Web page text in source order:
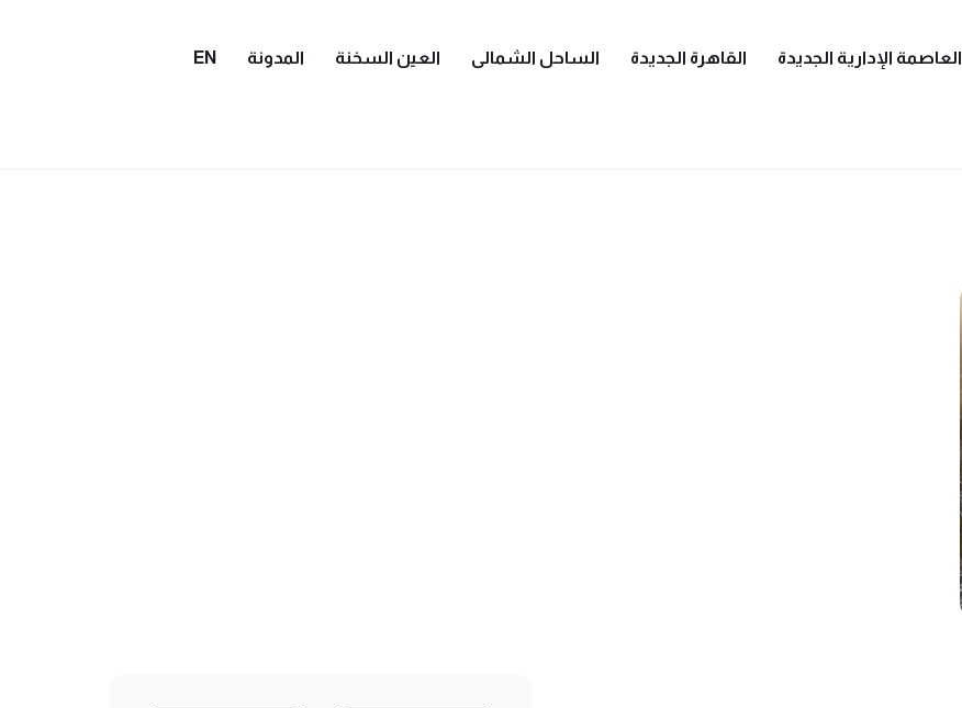
العاصمة الإدارية الجديدة القاهرة الجديدة الساحل الشمالى العين السخنة المدونة EN